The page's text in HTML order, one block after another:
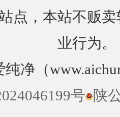
点，本站不贩
业行为。
净（
号 陕